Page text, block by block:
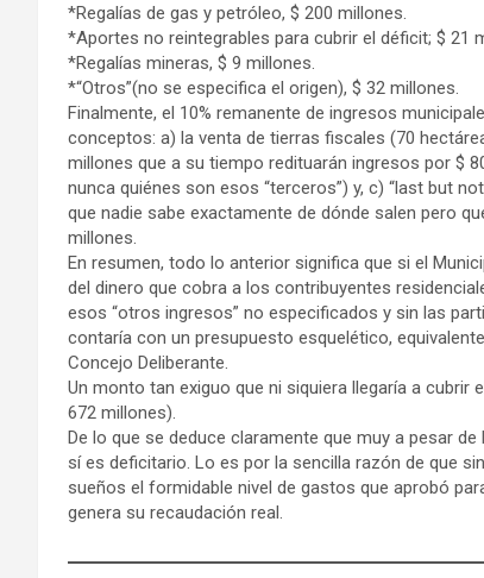
*Regalías de gas y petróleo, $ 200 millones.
*Aportes no reintegrables para cubrir el déficit; $ 21
*Regalías mineras, $ 9 millones.
*“Otros”(no se especifica el origen), $ 32 millones.
Finalmente, el 10% remanente de ingresos
conceptos: a) la venta de tierras fiscales (70
millones que a su tiempo redituarán ingresos por $
nunca quiénes son esos “terceros”) y, c) “last but
que nadie sabe exactamente de dónde salen pero
millones.
En resumen, todo lo anterior significa que si el
del dinero que cobra a los contribuyentes
esos “otros ingresos” no especificados y sin las
contaría con un presupuesto esquelético,
Concejo Deliberante.
Un monto tan exiguo que ni siquiera llegaría a cubrir
672 millones).
De lo que se deduce claramente que muy a pesar
sí es deficitario. Lo es por la sencilla razón de que
sueños el formidable nivel de gastos que aprobó
genera su recaudación real.